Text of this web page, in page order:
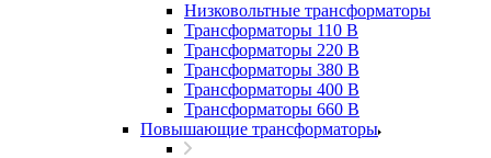
Низковольтные трансформаторы
Трансформаторы 110 В
Трансформаторы 220 В
Трансформаторы 380 В
Трансформаторы 400 В
Трансформаторы 660 В
Повышающие трансформаторы